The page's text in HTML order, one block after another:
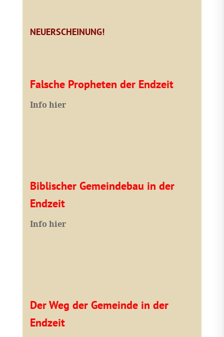
NEUERSCHEINUNG!
Falsche Propheten der Endzeit
Info hier
Biblischer Gemeindebau in der
Endzeit
Info hier
Der Weg der Gemeinde in der
Endzeit